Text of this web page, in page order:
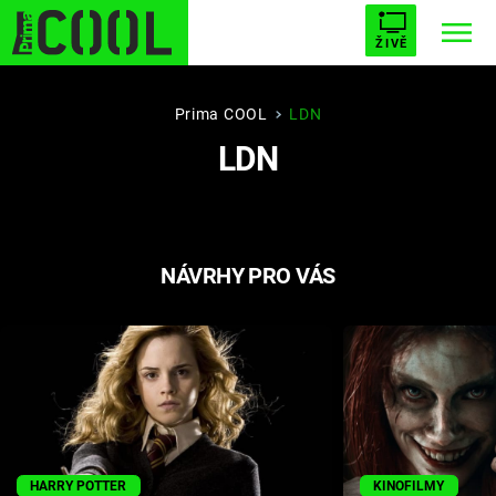
ŽIVĚ
BUFFY, PŘEMOŽITELKA UPÍRŮ
AVENGERS 5
Seriály
Hry
Prima COOL LDN
LDN
NÁVRHY PRO VÁS
HARRY POTTER KINOFILMY